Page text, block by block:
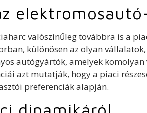
valószínűleg továbbra is a
különösen az olyan
autógyártók, amelyek
azt mutatják, hogy a piaci
preferenciák alapján.